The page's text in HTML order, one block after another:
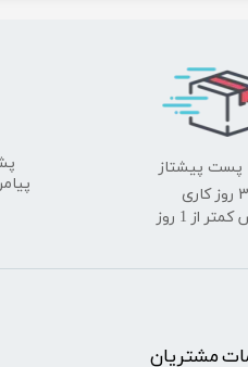
پست پیشتاز
از 1 روز
مشتریان